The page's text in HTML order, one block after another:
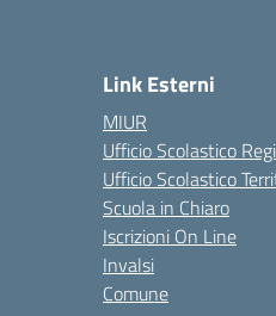
Link Esterni
MIUR
Ufficio Scolastico
Ufficio Scolastico
Scuola in Chiaro
Iscrizioni On Line
Invalsi
Comune